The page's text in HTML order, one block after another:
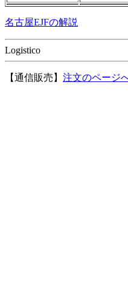
名古屋EJFの解説
Logistico
【通信販売】 注文のページ